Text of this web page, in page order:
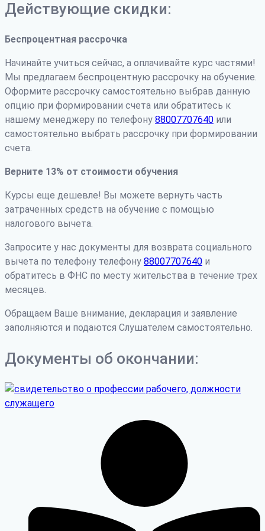
Действующие скидки:
Беспроцентная рассрочка
Начинайте учиться сейчас, а оплачивайте курс частями!
Мы предлагаем беспроцентную рассрочку на обучение.
Оформите рассрочку самостоятельно выбрав данную
опцию при формировании счета или обратитесь к
нашему менеджеру по телефону 88007707640 или
самостоятельно выбрать рассрочку при формировании
счета.
Верните 13% от стоимости обучения
Курсы еще дешевле! Вы можете вернуть часть
затраченных средств на обучение с помощью
налогового вычета.
Запросите у нас документы для возврата социального
вычета по телефону телефону 88007707640 и
обратитесь в ФНС по месту жительства в течение трех
месяцев.
Обращаем Ваше внимание, декларация и заявление
заполняются и подаются Слушателем самостоятельно.
Документы об окончании: